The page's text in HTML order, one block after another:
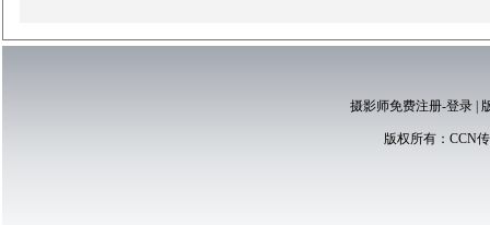
摄影师免费注册-登录|
版权所有： CCN